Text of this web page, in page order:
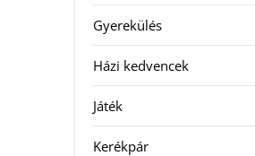
Gyerekülés
Házi kedvencek
Játék
Kerékpár